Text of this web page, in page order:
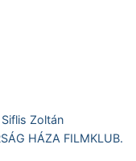
Zoltán
HÁZA FILMKLUB.